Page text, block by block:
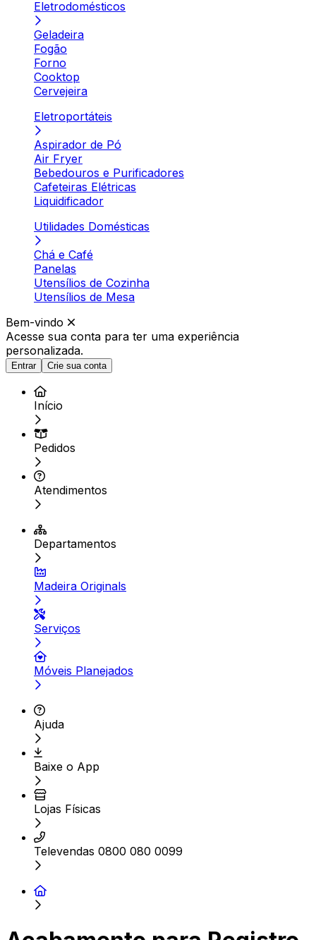
Eletrodomésticos
Geladeira
Fogão
Forno
Cooktop
Cervejeira
Eletroportáteis
Aspirador de Pó
Air Fryer
Bebedouros e Purificadores
Cafeteiras Elétricas
Liquidificador
Utilidades Domésticas
Chá e Café
Panelas
Utensílios de Cozinha
Utensílios de Mesa
Bem-vindo
Acesse sua conta para ter uma experiência
personalizada.
Entrar Crie sua conta
Início
Pedidos
Atendimentos
Departamentos
Madeira Originals
Serviços
Móveis Planejados
Ajuda
Baixe o App
Lojas Físicas
Televendas 0800 080 0099